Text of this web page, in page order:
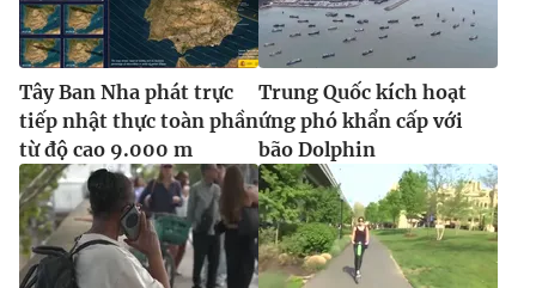
Tây Ban Nha phát trực
tiếp nhật thực toàn phần
từ độ cao 9.000 m
Trung Quốc kích hoạt
ứng phó khẩn cấp với
bão Dolphin